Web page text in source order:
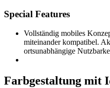
Special Features
Vollständig mobiles
miteinander kompatibel.
ortsunabhängige
Farbgestaltung mit